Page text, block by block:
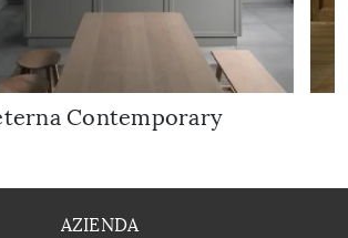
Contemporary
AZIENDA